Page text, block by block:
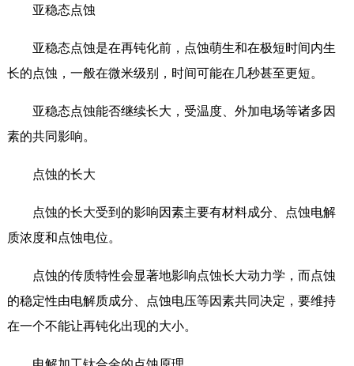
亚稳态点蚀
亚稳态点蚀是在再钝化前，点蚀萌生和在极短时间内生
长的点蚀，一般在微米级别，时间可能在几秒甚至更短。
亚稳态点蚀能否继续长大，受温度、外加电场等诸多因
素的共同影响。
点蚀的长大
点蚀的长大受到的影响因素主要有材料成分、点蚀电解
质浓度和点蚀电位。
点蚀的传质特性会显著地影响点蚀长大动力学，而点蚀
的稳定性由电解质成分、点蚀电压等因素共同决定，要维持
在一个不能让再钝化出现的大小。